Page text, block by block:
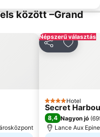
között –Grand
Népszerű választás
Megosztás
4 Kategória
Hotel
Secret
8,4 Nagyon jó (
Lance Aux